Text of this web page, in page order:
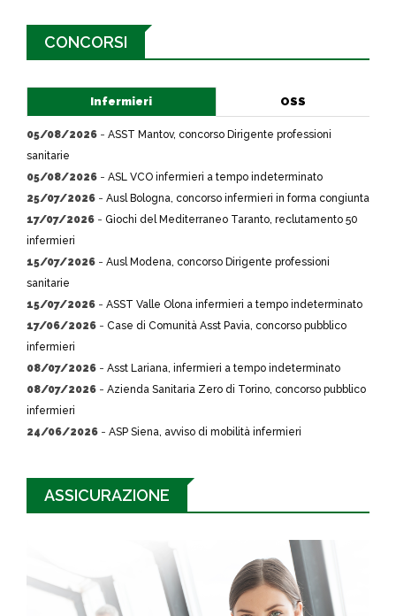
CONCORSI
Infermieri OSS
05/08/2026 - ASST Mantov, concorso Dirigente professioni
sanitarie
05/08/2026 - ASL VCO infermieri a tempo indeterminato
25/07/2026 - Ausl Bologna, concorso infermieri in forma congiunta
17/07/2026 - Giochi del Mediterraneo Taranto, reclutamento 50
infermieri
15/07/2026 - Ausl Modena, concorso Dirigente professioni
sanitarie
15/07/2026 - ASST Valle Olona infermieri a tempo indeterminato
17/06/2026 - Case di Comunità Asst Pavia, concorso pubblico
infermieri
08/07/2026 - Asst Lariana, infermieri a tempo indeterminato
08/07/2026 - Azienda Sanitaria Zero di Torino, concorso pubblico
infermieri
24/06/2026 - ASP Siena, avviso di mobilità infermieri
ASSICURAZIONE